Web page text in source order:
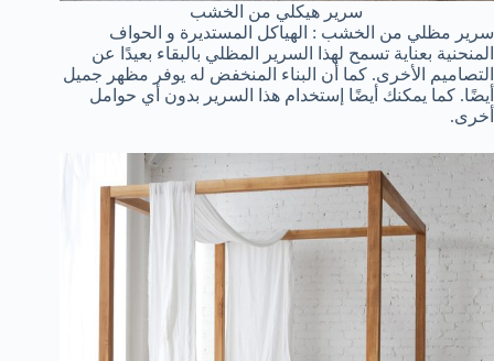
سرير هيكلي من الخشب
سرير مظلي من الخشب : الهياكل المستديرة و الحواف
المنحنية بعناية تسمح لهذا السرير المظلي بالبقاء بعيدًا عن
التصاميم الأخرى. كما أن البناء المنخفض له يوفر مظهر جميل
أيضًا. كما يمكنك أيضًا إستخدام هذا السرير بدون أي حوامل
أخرى.